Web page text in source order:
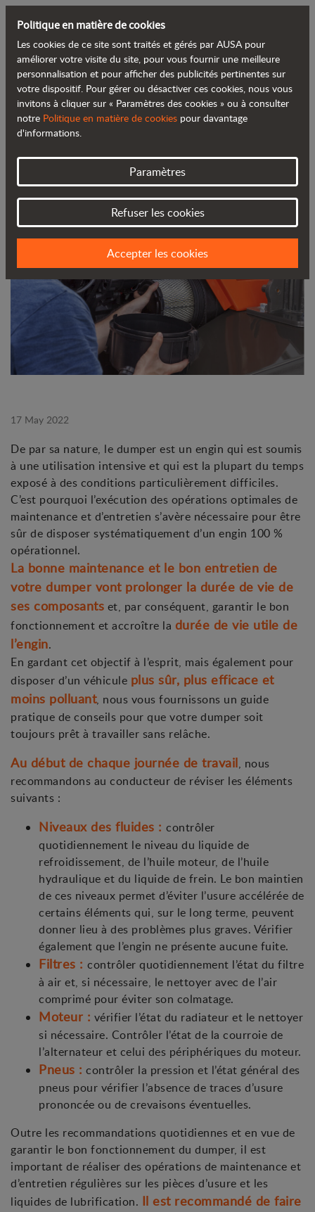
Retour au blog
Apprenez à entretenir votre dumper
pour qu’il se trouve en de parfaites
17 May 2022
De par sa nature, le dumper est un engin qui est soumis
à une utilisation intensive et qui est la plupart du temps
exposé à des conditions particulièrement difficiles.
C’est pourquoi l’exécution des opérations optimales de
maintenance et d’entretien s’avère nécessaire pour être
sûr de disposer systématiquement d’un engin 100 %
opérationnel.
La bonne maintenance et le bon entretien de
votre dumper vont prolonger la durée de vie de
ses composants et, par conséquent, garantir le bon
fonctionnement et accroître la durée de vie utile de
l’engin.
En gardant cet objectif à l’esprit, mais également pour
disposer d’un véhicule plus sûr, plus efficace et
moins polluant, nous vous fournissons un guide
pratique de conseils pour que votre dumper soit
toujours prêt à travailler sans relâche.
Au début de chaque journée de travail, nous
recommandons au conducteur de réviser les éléments
suivants :
Niveaux des fluides : contrôler
quotidiennement le niveau du liquide de
refroidissement, de l’huile moteur, de l’huile
hydraulique et du liquide de frein. Le bon maintien
de ces niveaux permet d’éviter l’usure accélérée de
certains éléments qui, sur le long terme, peuvent
donner lieu à des problèmes plus graves. Vérifier
également que l’engin ne présente aucune fuite.
Filtres : contrôler quotidiennement l’état du filtre
à air et, si nécessaire, le nettoyer avec de l’air
comprimé pour éviter son colmatage.
Moteur : vérifier l’état du radiateur et le nettoyer
si nécessaire. Contrôler l’état de la courroie de
l’alternateur et celui des périphériques du moteur.
Pneus : contrôler la pression et l’état général des
pneus pour vérifier l’absence de traces d’usure
prononcée ou de crevaisons éventuelles.
Outre les recommandations quotidiennes et en vue de
garantir le bon fonctionnement du dumper, il est
important de réaliser des opérations de maintenance et
d’entretien régulières sur les pièces d’usure et les
liquides de lubrification. Il est recommandé de faire
Politique en matière de cookies
Les cookies de ce site sont traités et gérés par AUSA pour
améliorer votre visite du site, pour vous fournir une meilleure
personnalisation et pour afficher des publicités pertinentes sur
votre dispositif. Pour gérer ou désactiver ces cookies, nous vous
invitons à cliquer sur « Paramètres des cookies » ou à consulter
notre Politique en matière de cookies pour davantage
d'informations.
Paramètres
Refuser les cookies
Accepter les cookies